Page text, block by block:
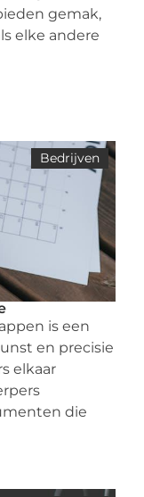
gemak,
elke andere
Bedrijven
is een
en precisie
elkaar
die